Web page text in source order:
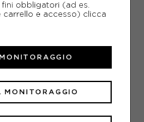
DA NOI
obbligatori (ad es.
carrello e accesso) clicca
MONITORAGGIO